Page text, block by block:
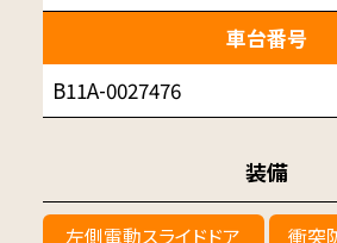
車台番号
B11A-0027476
装備
左側電動スライドドア
衝突